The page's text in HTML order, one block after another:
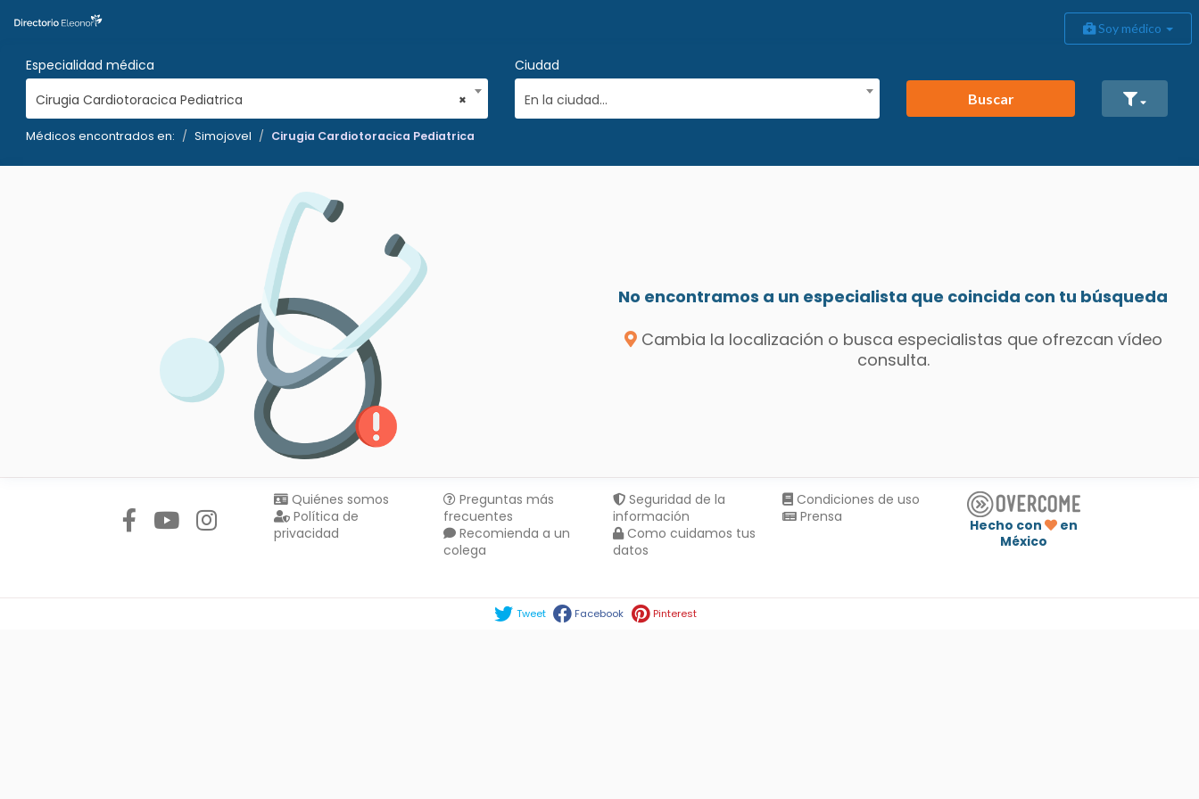
Soy médico
Especialidad médica
×
Cirugia Cardiotoracica Pediatrica
Ciudad
En la ciudad...
Buscar
Médicos encontrados en: Simojovel Cirugia Cardiotoracica Pediatrica
No encontramos a un especialista que coincida con tu búsqueda
Cambia la localización o busca especialistas que ofrezcan vídeo
consulta.
Quiénes somos
Política de
privacidad
Preguntas más
frecuentes
Recomienda a un
colega
Seguridad de la
información
Como cuidamos tus
datos
Condiciones de uso
Prensa
Hecho con
en
México
Tweet Facebook Pinterest